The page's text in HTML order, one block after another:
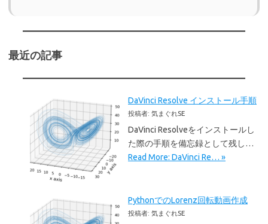
最近の記事
DaVinci Resolve インストール手順
投稿者: 気まぐれSE
DaVinci Resolveをインストールし
た際の手順を備忘録として残し…
Read More: DaVinci Re… »
PythonでのLorenz回転動画作成
投稿者: 気まぐれSE